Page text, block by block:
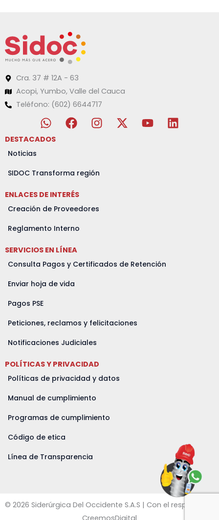
Cra. 37 # 12A - 63
Acopi, Yumbo, Valle del Cauca
Teléfono: (602) 6644717
W
h
a
a
p
F
a
o
o
k
I
n
g
m
X
-
Y
o
L
i
DESTACADOS
Noticias
SIDOC Transforma región
ENLACES DE INTERÉS
Creación de Proveedores
Reglamento Interno
SERVICIOS EN LÍNEA
Consulta Pagos y Certificados de Retención
Enviar hoja de vida
Pagos PSE
Peticiones, reclamos y felicitaciones
Notificaciones Judiciales
POLÍTICAS Y PRIVACIDAD
Políticas de privacidad y datos
Manual de cumplimiento
Programas de cumplimiento
Código de etica
Línea de Transparencia
© 2026 Siderúrgica Del Occidente S.A.S | Con el respaldo de